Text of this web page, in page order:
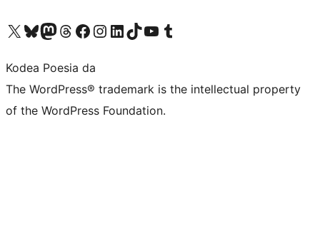
Visit our X (formerly Twitter) account
Visit our Bluesky account
Visit our Mastodon account
Visit our Threads account
Bisitatu gure Facebook orrialdea
Visit our Instagram account
Visit our LinkedIn account
Visit our TikTok account
Visit our YouTube channel
Visit our Tumblr account
Kodea Poesia da
The WordPress® trademark is the intellectual property
of the WordPress Foundation.